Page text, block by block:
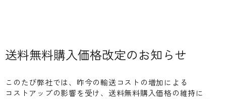
送料無料購入価格改定の​お知らせ
この​たび弊社では、​昨今の​輸送コストの​増加に​よる​
コストアップの​影響を​受け、​送料無料購入価格の​維持に​